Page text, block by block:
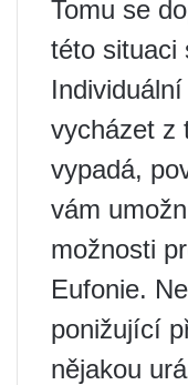
Tomu se
této situaci
vycházet z
vypadá,
vám
možnosti
Eufonie.
ponižující
nějakou